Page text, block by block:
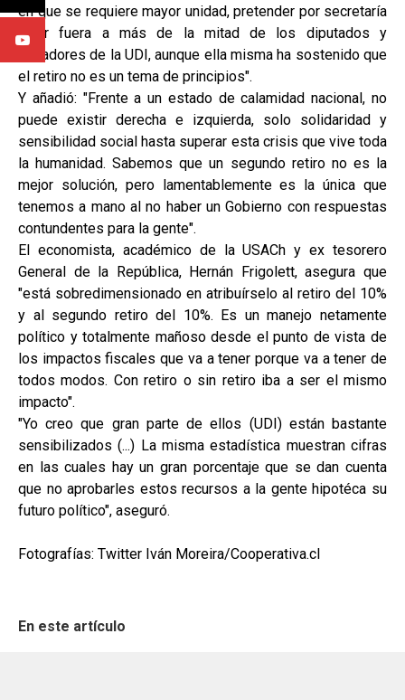
en que se requiere mayor unidad, pretender por secretaría
dejar fuera a más de la mitad de los diputados y
senadores de la UDI, aunque ella misma ha sostenido que
el retiro no es un tema de principios".
Y añadió: "Frente a un estado de calamidad nacional, no
puede existir derecha e izquierda, solo solidaridad y
sensibilidad social hasta superar esta crisis que vive toda
la humanidad. Sabemos que un segundo retiro no es la
mejor solución, pero lamentablemente es la única que
tenemos a mano al no haber un Gobierno con respuestas
contundentes para la gente".
El economista, académico de la USACh y ex tesorero
General de la República, Hernán Frigolett, asegura que
"está sobredimensionado en atribuírselo al retiro del 10%
y al segundo retiro del 10%. Es un manejo netamente
político y totalmente mañoso desde el punto de vista de
los impactos fiscales que va a tener porque va a tener de
todos modos. Con retiro o sin retiro iba a ser el mismo
impacto".
"Yo creo que gran parte de ellos (UDI) están bastante
sensibilizados (...) La misma estadística muestran cifras
en las cuales hay un gran porcentaje que se dan cuenta
que no aprobarles estos recursos a la gente hipotéca su
futuro político", aseguró.
Fotografías: Twitter Iván Moreira/Cooperativa.cl
En este artículo